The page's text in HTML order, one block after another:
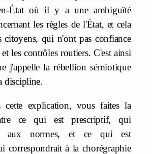
État où il y a une ambiguïté
les règles de l'État, et cela
citoyens, qui n'ont pas confiance
et les contrôles routiers. C'est ainsi
j'appelle la rébellion sémiotique
discipline.
cette explication, vous faites la
ce qui est prescriptif, qui
aux normes, et ce qui est
correspondrait à la chorégraphie